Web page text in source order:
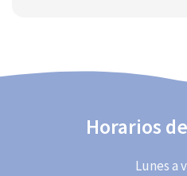
Horarios
Lunes a